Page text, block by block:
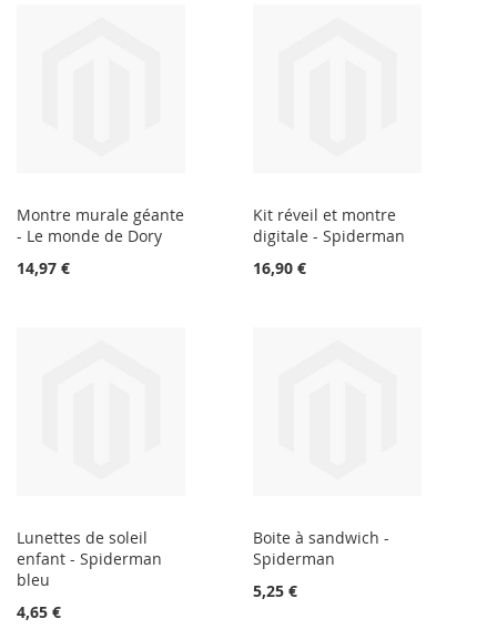
Montre murale géante
- Le monde de Dory
14,97 €
Kit réveil et montre
digitale - Spiderman
16,90 €
Lunettes de soleil
enfant - Spiderman
bleu
4,65 €
Boite à sandwich -
Spiderman
5,25 €